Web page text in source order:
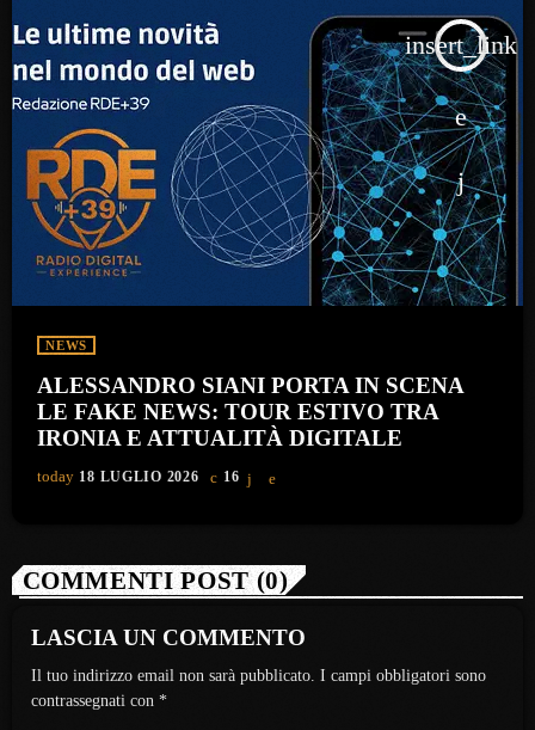
insert_link
NEWS
ALESSANDRO SIANI PORTA IN SCENA
LE FAKE NEWS: TOUR ESTIVO TRA
IRONIA E ATTUALITÀ DIGITALE
today 18 LUGLIO 2026 16
COMMENTI POST (0)
LASCIA UN COMMENTO
Il tuo indirizzo email non sarà pubblicato. I campi obbligatori sono
contrassegnati con *